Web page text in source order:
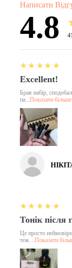
Написати
4.8
5
★★★★★
Excellent!
Брав набір,
па...Показати більше
5
★★★★★
Тонік після
Це просто
теж ...Показати